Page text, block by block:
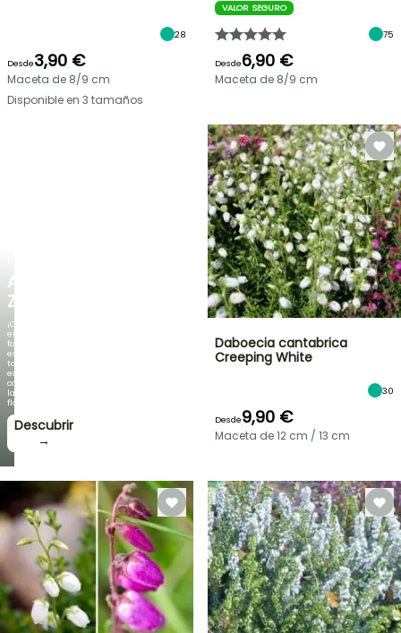
AGAPANTHUS
ZAMBEZI
¡Cuando
el
follaje
es
tan
espectacular
como
la
floración!
Descubrir
→
28
Desde3,90 €
Maceta de 8/9 cm
Disponible en 3 tamaños
VALOR SEGURO
75
Desde6,90 €
Maceta de 8/9 cm
Daboecia cantabrica
Creeping White
30
Desde9,90 €
Maceta de 12 cm / 13 cm